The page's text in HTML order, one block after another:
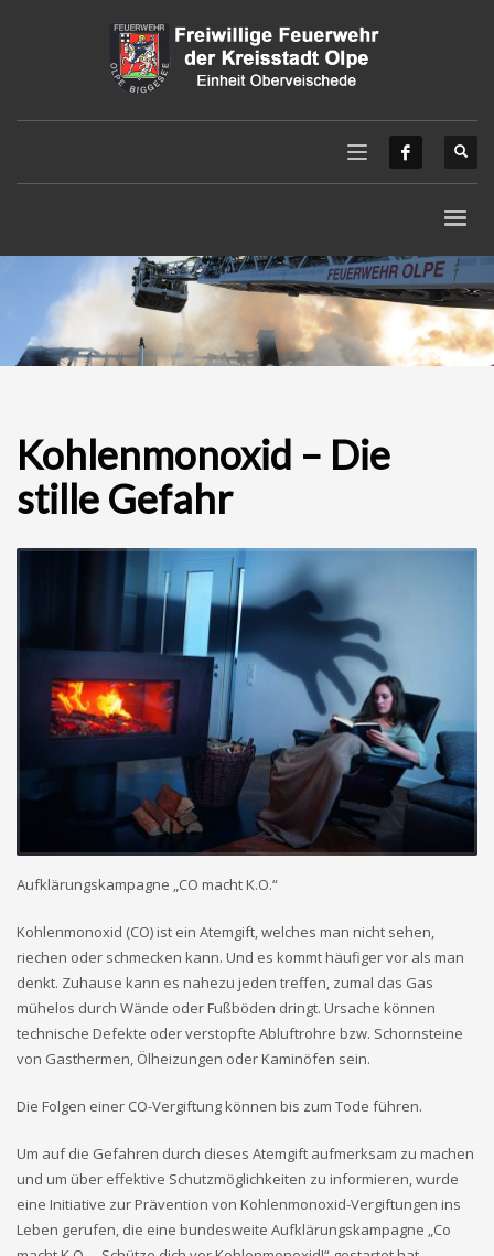
Kohlenmonoxid – Die
stille Gefahr
Aufklärungskampagne „CO macht K.O.“
Kohlenmonoxid (CO) ist ein Atemgift, welches man nicht sehen,
riechen oder schmecken kann. Und es kommt häufiger vor als man
denkt. Zuhause kann es nahezu jeden treffen, zumal das Gas
mühelos durch Wände oder Fußböden dringt. Ursache können
technische Defekte oder verstopfte Abluftrohre bzw. Schornsteine
von Gasthermen, Ölheizungen oder Kaminöfen sein.
Die Folgen einer CO-Vergiftung können bis zum Tode führen.
Um auf die Gefahren durch dieses Atemgift aufmerksam zu machen
und um über effektive Schutzmöglichkeiten zu informieren, wurde
eine Initiative zur Prävention von Kohlenmonoxid-Vergiftungen ins
Leben gerufen, die eine bundesweite Aufklärungskampagne „Co